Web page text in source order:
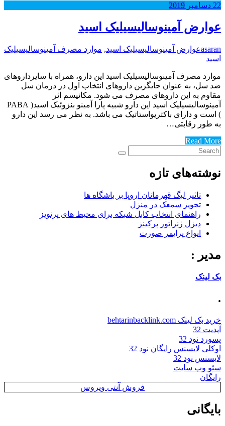
22 دسامبر 2019
عوارض آمینوسالیسیلیک اسید
asaranعوارض آمینوسالیسیلیک اسید, موارد مصرف آمینوسالیسیلیک
اسید
موارد مصرف آمینوسالیسیلیک اسید این دارو، همراه با سایرداروهای
ضد سل، به عنوان جایگزین داروهای انتخاب اول در درمان سل
مقاوم به این داروهای مصرف می شود. مکانیسم اثر
آمینوسالیسیلیک اسید این دارو شبیه پارا آمینو بنزوئیک اسید( PABA
) است و دارای باکتریواستاتیک می باشد. به نظر می رسد این دارو
به طور رقابتی…
Read More
نوشته‌های تازه
تاثیر لیگ قهرمانان اروپا بر باشگاه ها
تجویز سمعک در منزل
راهنمای انتخاب کابل شبکه برای محیط های پرنویز
دیزل ژنراتور پرکینز
انواع پرایمر صورت
مدیر :
بک لینک
.
خرید بک لینک behtarinbacklink.com
آپدیت 32
پسورد نود 32
اوکلی لایسنس رایگان نود 32
لایسنس نود 32
سئو وب سایت
رایگان
فروش آنتی ویروس
بایگانی